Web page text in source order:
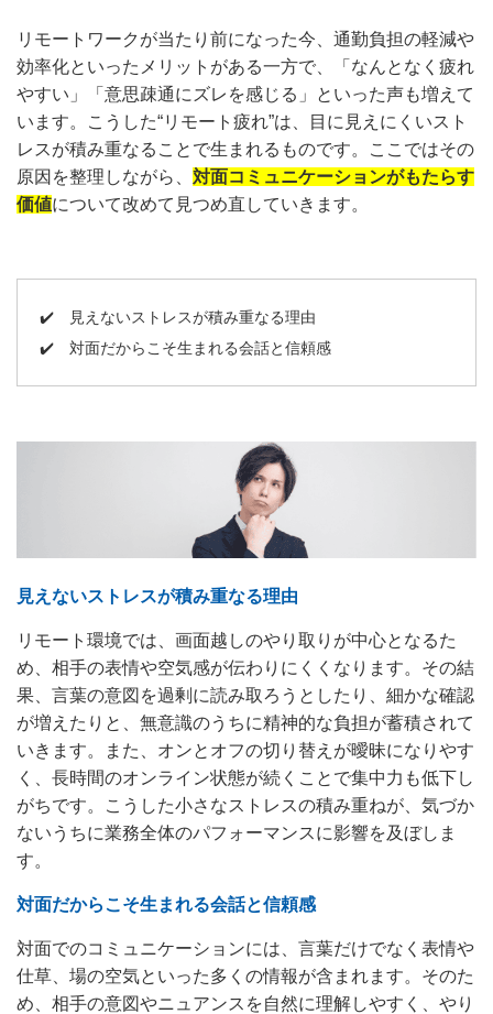
リモートワークが当たり前になった今、通勤負担の軽減や
効率化といったメリットがある一方で、「なんとなく疲れ
やすい」「意思疎通にズレを感じる」といった声も増えて
います。こうした“リモート疲れ”は、目に見えにくいスト
レスが積み重なることで生まれるものです。ここではその
原因を整理しながら、 対面コミュニケーションがもたらす
価値について改めて見つめ直していきます。
✔️
見えないストレスが積み重なる理由
✔️ 対面だからこそ生まれる会話と信頼感
見えないストレスが積み重なる理由
リモート環境では、画面越しのやり取りが中心となるた
め、相手の表情や空気感が伝わりにくくなります。その結
果、言葉の意図を過剰に読み取ろうとしたり、細かな確認
が増えたりと、無意識のうちに精神的な負担が蓄積されて
いきます。また、オンとオフの切り替えが曖昧になりやす
く、長時間のオンライン状態が続くことで集中力も低下し
がちです。こうした小さなストレスの積み重ねが、気づか
ないうちに業務全体のパフォーマンスに影響を及ぼしま
す。
対面だからこそ生まれる会話と信頼感
対面でのコミュニケーションには、言葉だけでなく表情や
仕草、場の空気といった多くの情報が含まれます。そのた
め、相手の意図やニュアンスを自然に理解しやすく、やり